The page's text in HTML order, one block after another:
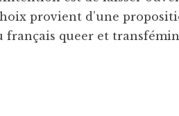
provient d’une
français queer et